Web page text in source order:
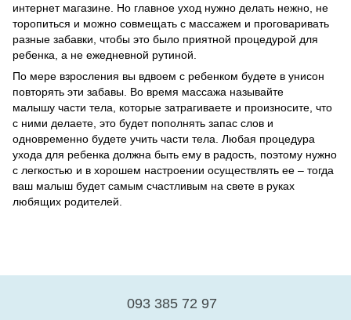
интернет магазине. Но главное уход нужно делать нежно, не
торопиться и можно совмещать с массажем и проговаривать
разные забавки, чтобы это было приятной процедурой для
ребенка, а не ежедневной рутиной.
По мере взросления вы вдвоем с ребенком будете в унисон
повторять эти забавы. Во время массажа называйте
малышу части тела, которые затрагиваете и произносите, что
с ними делаете, это будет пополнять запас слов и
одновременно будете учить части тела. Любая процедура
ухода для ребенка должна быть ему в радость, поэтому нужно
с легкостью и в хорошем настроении осуществлять ее – тогда
ваш малыш будет самым счастливым на свете в руках
любящих родителей.
093 385 72 97